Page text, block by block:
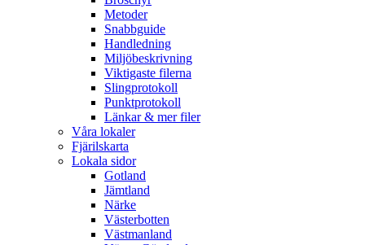
Metoder
Snabbguide
Handledning
Miljöbeskrivning
Viktigaste filerna
Slingprotokoll
Punktprotokoll
Länkar & mer filer
Våra lokaler
Fjärilskarta
Lokala sidor
Gotland
Jämtland
Närke
Västerbotten
Västmanland